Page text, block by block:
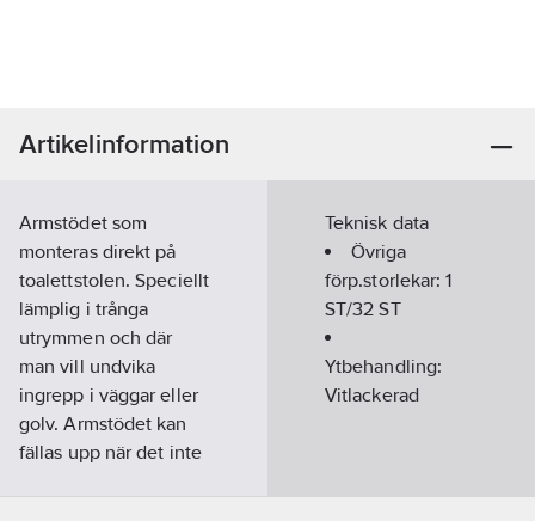
Artikelinformation
Armstödet som
monteras direkt på
toalettstolen. Speciellt
lämplig i trånga
utrymmen och där
man vill undvika
ingrepp i väggar eller
golv. Armstödet kan
fällas upp när det inte
Teknisk data
Övriga
förp.storlekar:1
ST/32 ST
Ytbehandling:
Vitlackerad